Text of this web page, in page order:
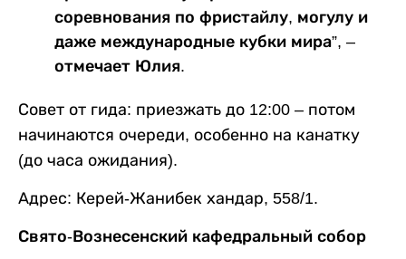
соревнования по фристайлу, могулу и
даже международные кубки мира”, –
отмечает Юлия.
Совет от гида: приезжать до 12:00 – потом
начинаются очереди, особенно на канатку
(до часа ожидания).
Адрес: Керей-Жанибек хандар, 558/1.
Свято-Вознесенский кафедральный собор